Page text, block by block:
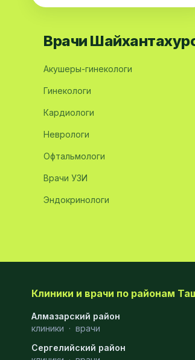
Дерматология 15
Андрология
Стоматология
Рентгенология
Пластическая хирургия 5
Эндоскопия
Косметология
Врачи
Акушеры-гинекологи
Гинекологи
Кардиологи
Неврологи
Офтальмологи
Врачи УЗИ
Эндокринологи
Клиники и врачи по районам
Алмазарский район
клиники · врачи
Сергелийский район